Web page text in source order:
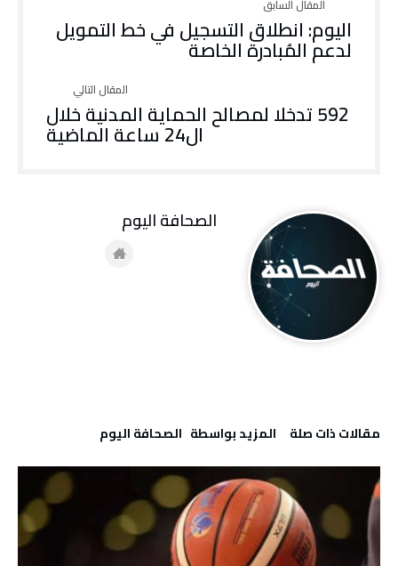
اليوم: انطلاق التسجيل في خط التمويل
لدعم المُبادرة الخاصة
592 تدخلا لمصالح الحماية المدنية خلال
ال24 ساعة الماضية
‫مقالات ذات صلة‬ ‫‫المزيد بواسطة‬ ‬ ‭ ‬الصحافة‭ ‬اليوم